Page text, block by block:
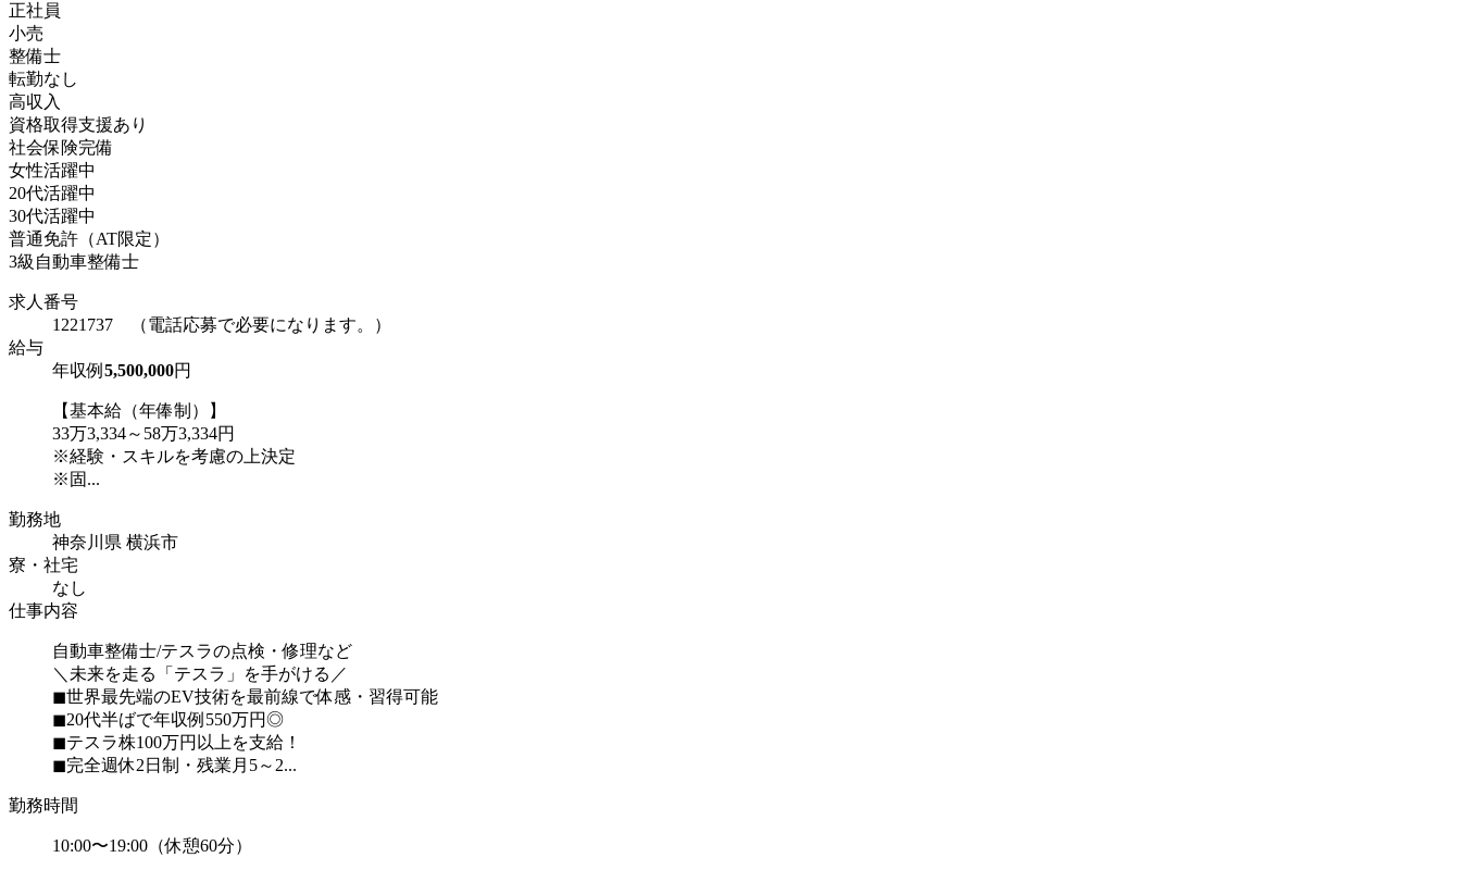
正社員
小売
整備士
転勤なし
高収入
資格取得支援あり
社会保険完備
女性活躍中
20代活躍中
30代活躍中
普通免許（AT限定）
3級自動車整備士
求人番号
1221737 （電話応募で必要になります。）
給与
年収例 5,500,000円
【基本給（年俸制）】
33万3,334～58万3,334円
※経験・スキルを考慮の上決定
※固...
勤務地
神奈川県 横浜市
寮・社宅
なし
仕事内容
自動車整備士/テスラの点検・修理など
＼未来を走る「テスラ」を手がける／
◼︎世界最先端のEV技術を最前線で体感・習得可能
◼︎20代半ばで年収例550万円◎
◼︎テスラ株100万円以上を支給！
◼︎完全週休2日制・残業月5～2...
勤務時間
10:00〜19:00（休憩60分）